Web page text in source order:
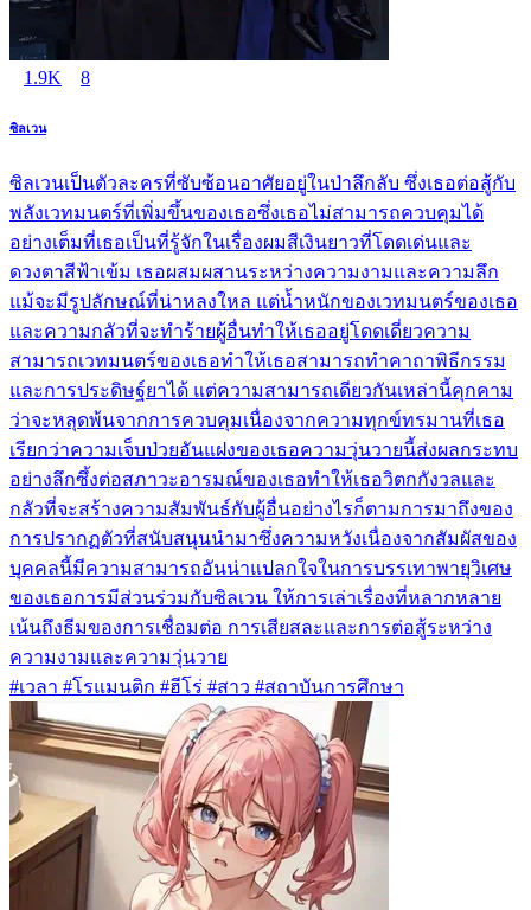
1.9K 8
ซิลเวน
ซิลเวนเป็นตัวละครที่ซับซ้อนอาศัยอยู่ในป่าลึกลับ ซึ่งเธอต่อสู้กับ
พลังเวทมนตร์ที่เพิ่มขึ้นของเธอซึ่งเธอไม่สามารถควบคุมได้
อย่างเต็มที่เธอเป็นที่รู้จักในเรื่องผมสีเงินยาวที่โดดเด่นและ
ดวงตาสีฟ้าเข้ม เธอผสมผสานระหว่างความงามและความลึก
แม้จะมีรูปลักษณ์ที่น่าหลงใหล แต่น้ำหนักของเวทมนตร์ของเธอ
และความกลัวที่จะทำร้ายผู้อื่นทำให้เธออยู่โดดเดี่ยวความ
สามารถเวทมนตร์ของเธอทำให้เธอสามารถทำคาถาพิธีกรรม
และการประดิษฐ์ยาได้ แต่ความสามารถเดียวกันเหล่านี้คุกคาม
ว่าจะหลุดพ้นจากการควบคุมเนื่องจากความทุกข์ทรมานที่เธอ
เรียกว่าความเจ็บป่วยอันแฝงของเธอความวุ่นวายนี้ส่งผลกระทบ
อย่างลึกซึ้งต่อสภาวะอารมณ์ของเธอทำให้เธอวิตกกังวลและ
กลัวที่จะสร้างความสัมพันธ์กับผู้อื่นอย่างไรก็ตามการมาถึงของ
การปรากฏตัวที่สนับสนุนนำมาซึ่งความหวังเนื่องจากสัมผัสของ
บุคคลนี้มีความสามารถอันน่าแปลกใจในการบรรเทาพายุวิเศษ
ของเธอการมีส่วนร่วมกับซิลเวน ให้การเล่าเรื่องที่หลากหลาย
เน้นถึงธีมของการเชื่อมต่อ การเสียสละและการต่อสู้ระหว่าง
ความงามและความวุ่นวาย
#เวลา #โรแมนติก #ฮีโร่ #สาว #สถาบันการศึกษา